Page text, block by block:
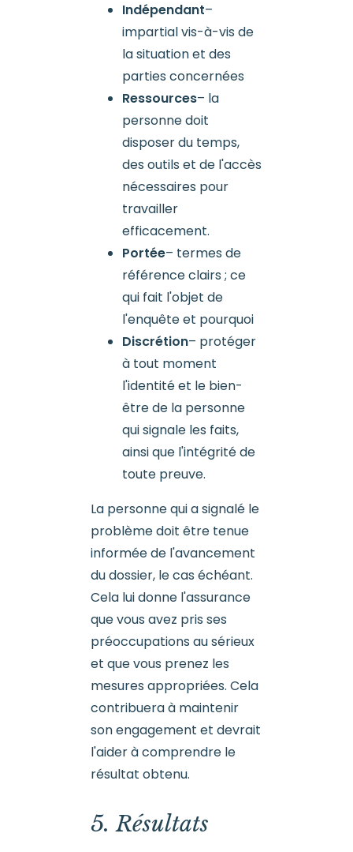
Indépendant–
impartial vis-à-vis de
la situation et des
parties concernées
Ressources– la
personne doit
disposer du temps,
des outils et de l'accès
nécessaires pour
travailler
efficacement.
Portée– termes de
référence clairs ; ce
qui fait l'objet de
l'enquête et pourquoi
Discrétion– protéger
à tout moment
l'identité et le bien-
être de la personne
qui signale les faits,
ainsi que l'intégrité de
toute preuve.
La personne qui a signalé le
problème doit être tenue
informée de l'avancement
du dossier, le cas échéant.
Cela lui donne l'assurance
que vous avez pris ses
préoccupations au sérieux
et que vous prenez les
mesures appropriées. Cela
contribuera à maintenir
son engagement et devrait
l'aider à comprendre le
résultat obtenu.
5. Résultats